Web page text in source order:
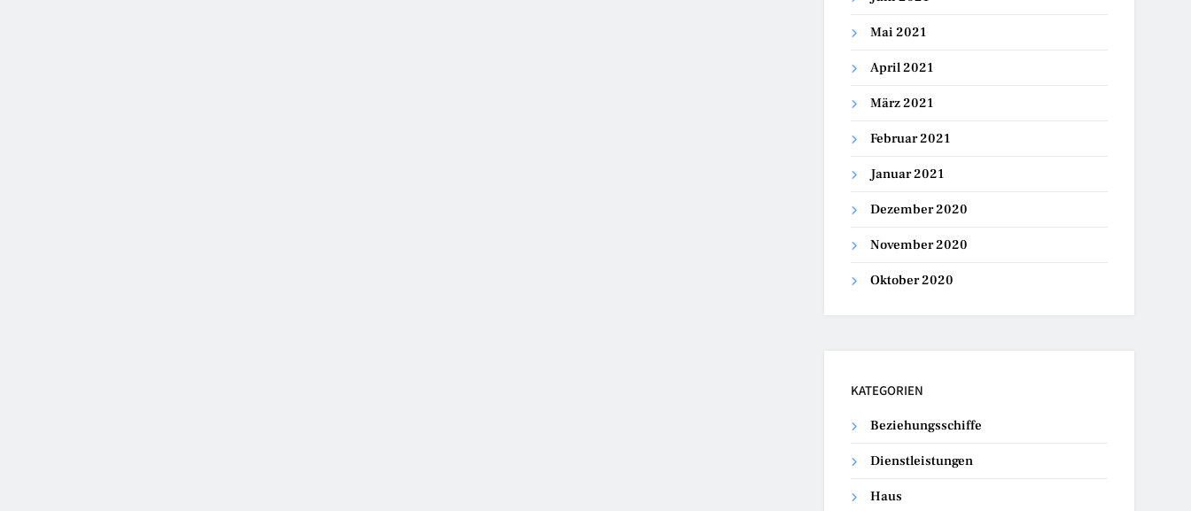
Mai 2021
April 2021
März 2021
Februar 2021
Januar 2021
Dezember 2020
November 2020
Oktober 2020
KATEGORIEN
Beziehungsschiffe
Dienstleistungen
Haus